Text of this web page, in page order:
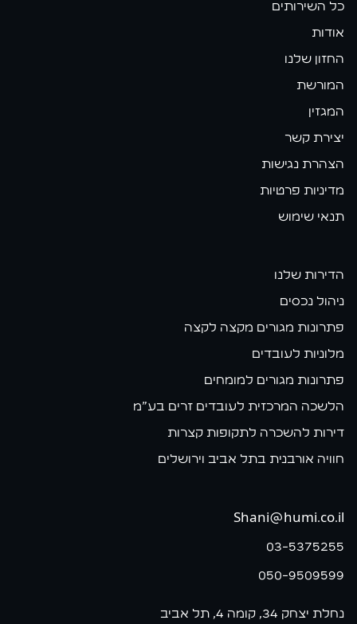
כל השירותים
אודות
החזון שלנו
המורשת
המגזין
יצירת קשר
הצהרת נגישות
מדיניות פרטיות
תנאי שימוש
הדירות שלנו
ניהול נכסים
פתרונות מגורים מקצה לקצה
מלוניות לעובדים
פתרונות מגורים למומחים
הלשכה המרכזית לעובדים זרים בע״מ
דירות להשכרה לתקופות קצרות
חוויה אורבנית בתל אביב וירושלים
Shani@humi.co.il
03-5375255
050-9509599
נחלת יצחק 34, קומה 4, תל אביב